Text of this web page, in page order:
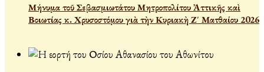
Μήνυμα τοῦ Σεβασμιωτάτου Μητροπολίτου Ἀττικῆς καὶ
Βοιωτίας κ. Χρυσοστόμου γιὰ τὴν Κυριακὴ Ζ΄ Ματθαίου 2026